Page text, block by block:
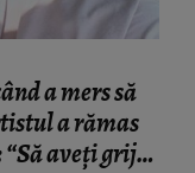
a mers să
a rămas
aveți grijă,